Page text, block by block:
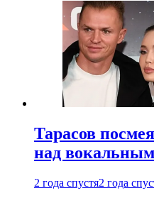
Тарасов
над
2 года спустя2 года